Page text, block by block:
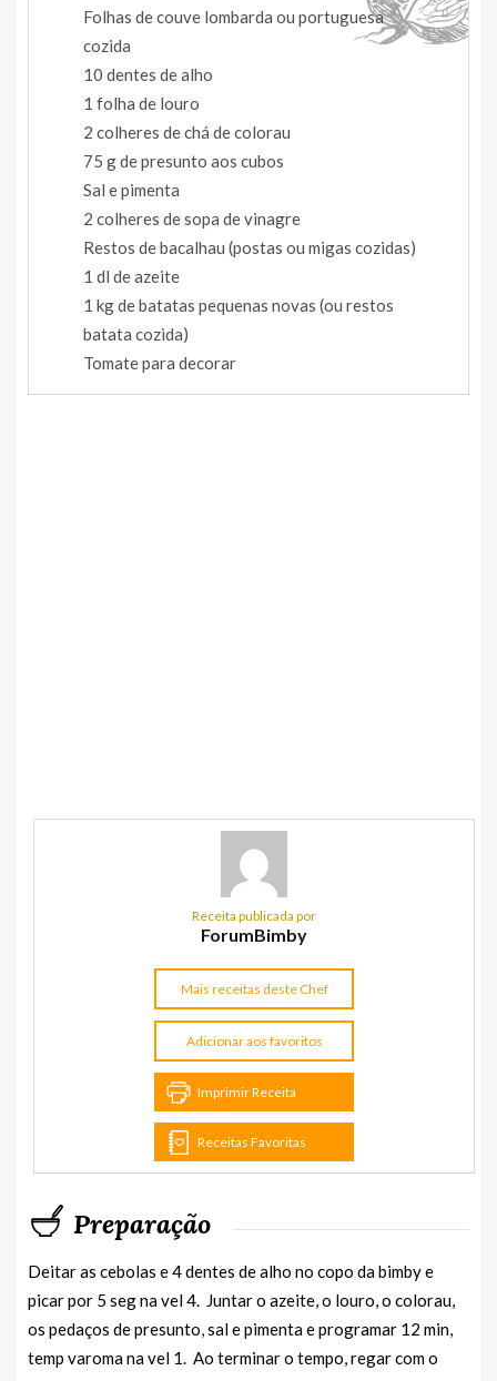
Folhas de couve lombarda ou portuguesa
cozida
10 dentes de alho
1 folha de louro
2 colheres de chá de colorau
75 g de presunto aos cubos
Sal e pimenta
2 colheres de sopa de vinagre
Restos de bacalhau (postas ou migas cozidas)
1 dl de azeite
1 kg de batatas pequenas novas (ou restos
batata cozida)
Tomate para decorar
Receita publicada por
ForumBimby
Mais receitas deste Chef
Adicionar aos favoritos
Imprimir Receita
Receitas Favoritas
Preparação
Deitar as cebolas e 4 dentes de alho no copo da bimby e
picar por 5 seg na vel 4. Juntar o azeite, o louro, o colorau,
os pedaços de presunto, sal e pimenta e programar 12 min,
temp varoma na vel 1. Ao terminar o tempo, regar com o